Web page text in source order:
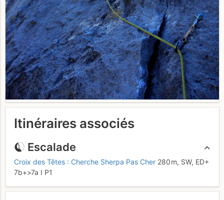
Itinéraires associés
Escalade
Croix des Têtes : Cherche Sherpa Pas Cher 280 m, SW, ED+
7b+>7a I P1